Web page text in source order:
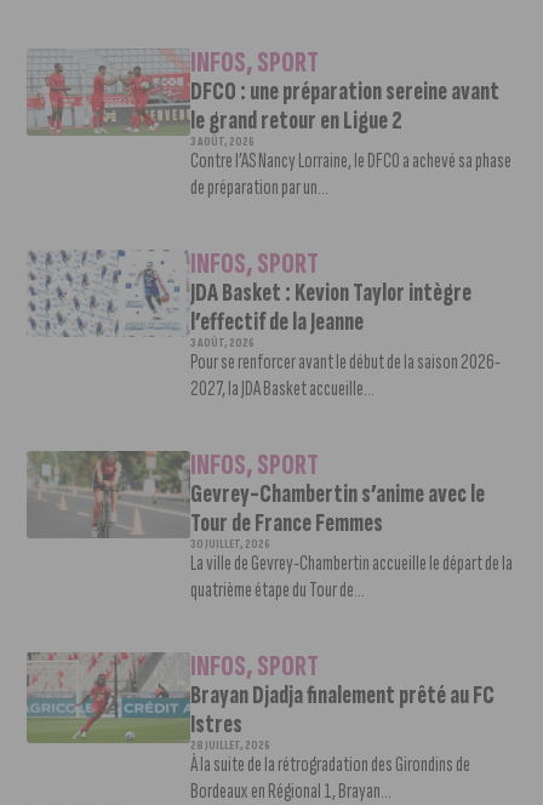
INFOS,SPORT
DFCO : une préparation sereine avant
le grand retour en Ligue 2
3 AOÛT, 2026
Contre l’AS Nancy Lorraine, le DFCO a achevé sa phase
de préparation par un...
INFOS,SPORT
JDA Basket : Kevion Taylor intègre
l’effectif de la Jeanne
3 AOÛT, 2026
Pour se renforcer avant le début de la saison 2026-
2027, la JDA Basket accueille...
INFOS,SPORT
Gevrey-Chambertin s’anime avec le
Tour de France Femmes
30 JUILLET, 2026
La ville de Gevrey-Chambertin accueille le départ de la
quatrième étape du Tour de...
INFOS,SPORT
Brayan Djadja finalement prêté au FC
Istres
28 JUILLET, 2026
À la suite de la rétrogradation des Girondins de
Bordeaux en Régional 1, Brayan...